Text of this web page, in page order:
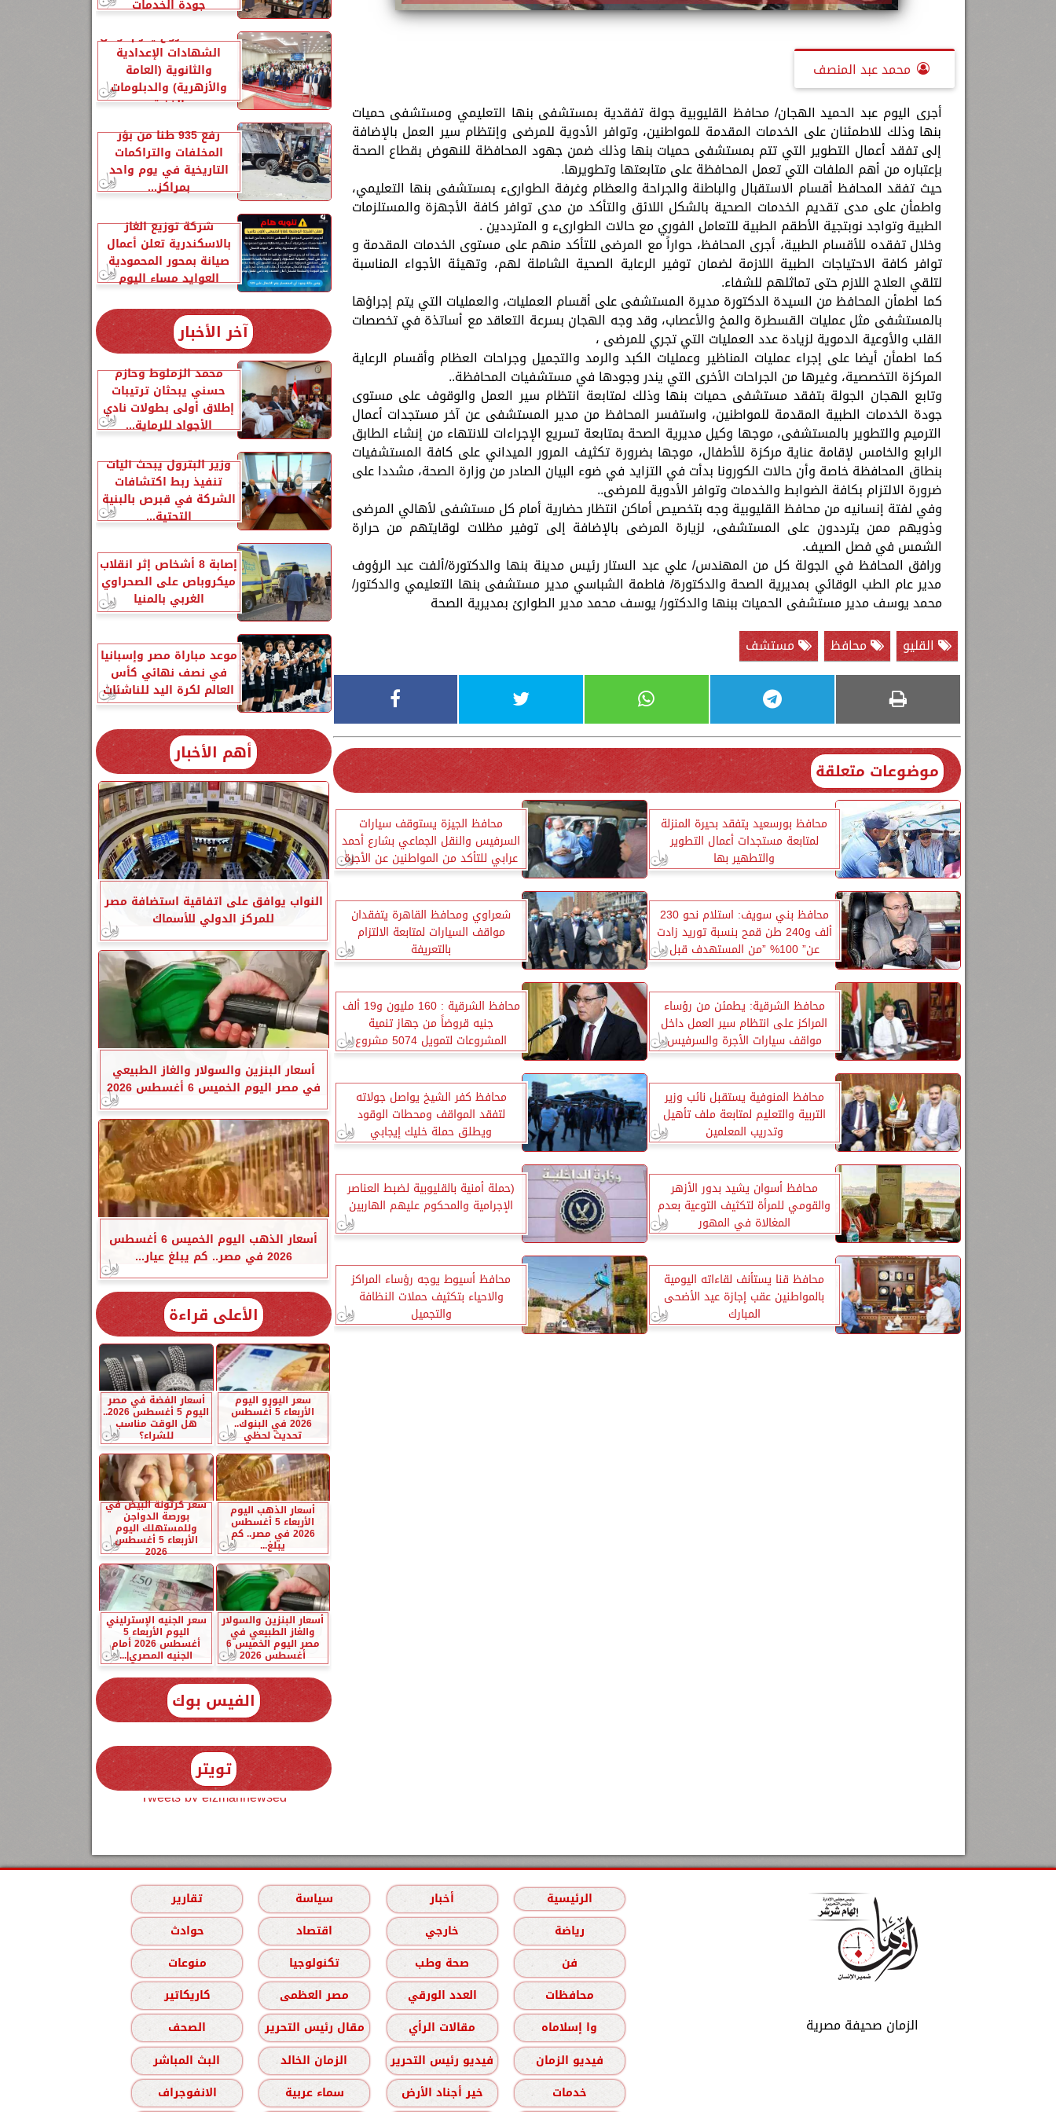
محمد عبد المنصف
أجرى اليوم عبد الحميد الهجان/ محافظ القليوبية جولة تفقدية بمستشفى بنها التعليمي ومستشفى حميات
بنها وذلك للاطمئنان على الخدمات المقدمة للمواطنين، وتوافر الأدوية للمرضى وإنتظام سير العمل بالإضافة
إلى تفقد أعمال التطوير التي تتم بمستشفى حميات بنها وذلك ضمن جهود المحافظة للنهوض بقطاع الصحة
بإعتباره من أهم الملفات التي تعمل المحافظة على متابعتها وتطويرها.
حيث تفقد المحافظ أقسام الاستقبال والباطنة والجراحة والعظام وغرفة الطوارىء بمستشفى بنها التعليمي،
واطمأن على مدى تقديم الخدمات الصحية بالشكل اللائق والتأكد من مدى توافر كافة الأجهزة والمستلزمات
الطبية وتواجد نوبتجية الأطقم الطبية للتعامل الفوري مع حالات الطوارىء و المترددين .
وخلال تفقده للأقسام الطبية، أجرى المحافظ، حواراً مع المرضى للتأكد منهم على مستوى الخدمات المقدمة و
توافر كافة الاحتياجات الطبية اللازمة لضمان توفير الرعاية الصحية الشاملة لهم، وتهيئة الأجواء المناسبة
لتلقي العلاج اللازم حتى تماثلهم للشفاء.
كما اطمأن المحافظ من السيدة الدكتورة مديرة المستشفى على أقسام العمليات، والعمليات التي يتم إجراؤها
بالمستشفى مثل عمليات القسطرة والمخ والأعصاب، وقد وجه الهجان بسرعة التعاقد مع أساتذة في تخصصات
القلب والأوعية الدموية لزيادة عدد العمليات التي تجري للمرضى ،
كما اطمأن أيضا على إجراء عمليات المناظير وعمليات الكبد والرمد والتجميل وجراحات العظام وأقسام الرعاية
المركزة التخصصية، وغيرها من الجراحات الأخرى التي يندر وجودها في مستشفيات المحافظة..
وتابع الهجان الجولة بتفقد مستشفى حميات بنها وذلك لمتابعة انتظام سير العمل والوقوف على مستوى
جودة الخدمات الطبية المقدمة للمواطنين، واستفسر المحافظ من مدير المستشفى عن آخر مستجدات أعمال
الترميم والتطوير بالمستشفى، موجها وكيل مديرية الصحة بمتابعة تسريع الإجراءات للانتهاء من إنشاء الطابق
الرابع والخامس لإقامة عناية مركزة للأطفال، موجها بضرورة تكثيف المرور الميداني على كافة المستشفيات
بنطاق المحافظة خاصة وأن حالات الكورونا بدأت في التزايد في ضوء البيان الصادر من وزارة الصحة، مشددا على
ضرورة الالتزام بكافة الضوابط والخدمات وتوافر الأدوية للمرضى..
وفي لفتة إنسانيه من محافظ القليوبية وجه بتخصيص أماكن انتظار حضارية أمام كل مستشفى لأهالي المرضى
وذويهم ممن يترددون على المستشفى، لزيارة المرضى بالإضافة إلى توفير مظلات لوقايتهم من حرارة
الشمس في فصل الصيف.
ورافق المحافظ في الجولة كل من المهندس/ علي عبد الستار رئيس مدينة بنها والدكتورة/ألفت عبد الرؤوف
مدير عام الطب الوقائي بمديرية الصحة والدكتورة/ فاطمة الشباسي مدير مستشفى بنها التعليمي والدكتور/
محمد يوسف مدير مستشفى الحميات ببنها والدكتور/ يوسف محمد مدير الطوارئ بمديرية الصحة
القليو
محافظ مستشف
موضوعات متعلقة
محافظ بورسعيد يتفقد بحيرة المنزلة
لمتابعة مستجدات أعمال التطوير
والتطهير بها
محافظ الجيزة يستوقف سيارات
السرفيس والنقل الجماعي بشارع أحمد
عرابي للتأكد من المواطنين عن الأجرة
المحصلة
محافظ بني سويف: استلام نحو 230
ألف و240 طن قمح بنسبة توريد زادت
عن” 100% ”من المستهدف قبل
انتهاء الموسم
شعراوي ومحافظ القاهرة يتفقدان
مواقف السيارات لمتابعة الالتزام
بالتعريفة
محافظ الشرقية: يطمئن من رؤساء
المراكز على انتظام سير العمل داخل
مواقف سيارات الأجرة والسرفيس
بمختلف مراكز المحافظة
محافظ الشرقية : 160 مليون و19 ألف
جنيه قروضاً من جهاز تنمية
المشروعات لتمويل 5074 مشروع
للشباب
محافظ المنوفية يستقبل نائب وزير
التربية والتعليم لمتابعة ملف تأهيل
وتدريب المعلمين
محافظ كفر الشيخ يواصل جولاته
لتفقد المواقف ومحطات الوقود
ويطلق حملة خليك إيجابي
محافظ أسوان يشيد بدور الأزهر
والقومي للمرأة لتكثيف التوعية بعدم
المغالاة في المهور
(حملة أمنية بالقليوبية لضبط العناصر
الإجرامية والمحكوم عليهم الهاربين
محافظ قنا يستأنف لقاءاته اليومية
بالمواطنين عقب إجازة عيد الأضحى
المبارك
محافظ أسيوط يوجه رؤساء المراكز
والاحياء بتكثيف حملات النظافة
والتجميل
جودة الخدمات
محافظ مطروح يكرم أوائل
الشهادات الإعدادية
والثانوية (العامة
والأزهرية) والدبلومات
الفنية
رفع 935 طنًا من بؤر
المخلفات والتراكمات
التاريخية في يوم واحد
بمراكز...
شركة توزيع الغاز
بالاسكندرية تعلن أعمال
صيانة بمحور المحمودية
العوايد مساء اليوم
آخر الأخبار
محمد الزملوط وحازم
حسني يبحثان ترتيبات
إطلاق أولى بطولات نادي
الأجواد للرماية...
وزير البترول يبحث آليات
تنفيذ ربط اكتشافات
الشركة في قبرص بالبنية
التحتية...
إصابة 8 أشخاص إثر انقلاب
ميكروباص على الصحراوي
الغربي بالمنيا
موعد مباراة مصر وإسبانيا
في نصف نهائي كأس
العالم لكرة اليد للناشئات
أهم الأخبار
النواب يوافق على اتفاقية استضافة مصر
للمركز الدولي للأسماك
أسعار البنزين والسولار والغاز الطبيعي
في مصر اليوم الخميس 6 أغسطس 2026
أسعار الذهب اليوم الخميس 6 أغسطس
2026 في مصر.. كم يبلغ عيار...
الأعلى قراءة
سعر اليورو اليوم
الأربعاء 5 أغسطس
2026 في البنوك..
تحديث لحظي
أسعار الفضة في مصر
اليوم 5 أغسطس 2026..
هل الوقت مناسب
للشراء؟
أسعار الذهب اليوم
الأربعاء 5 أغسطس
2026 في مصر.. كم
يبلغ...
سعر كرتونة البيض في
بورصة الدواجن
وللمستهلك اليوم
الأربعاء 5 أغسطس
2026
أسعار البنزين والسولار
والغاز الطبيعي في
مصر اليوم الخميس 6
أغسطس 2026
سعر الجنيه الإسترليني
اليوم الأربعاء 5
أغسطس 2026 أمام
الجنيه المصري|...
الفيس بوك
تويتر
Tweets by elzmannewseg
الزمان صحيفة مصرية
الرئيسية أخبار سياسة
تقارير
رياضة
خارجي اقتصاد
حوادث
فن
صحة وطب تكنولوجيا
منوعات
محافظات
العدد الورقي مصر العظمى
كاريكاتير
وا إسلاماه
مقالات الرأي مقال رئيس التحرير
الصحف
فيديو الزمان
فيديو رئيس التحرير الزمان الخالد
البث المباشر
خدمات
خير أجناد الأرض سماء عربية الانفوجراف